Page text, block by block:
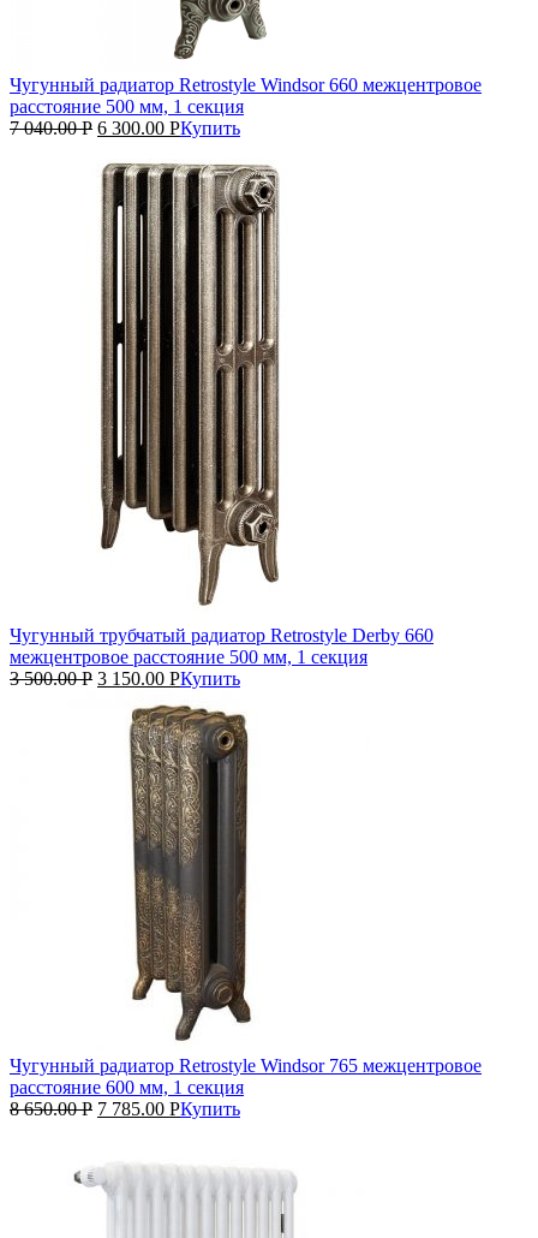
Чугунный радиатор Retrostyle Windsor 660 межцентровое
расстояние 500 мм, 1 секция
7 040.00Р 6 300.00 РКупить
Чугунный трубчатый радиатор Retrostyle Derby 660
межцентровое расстояние 500 мм, 1 секция
3 500.00Р 3 150.00 РКупить
Чугунный радиатор Retrostyle Windsor 765 межцентровое
расстояние 600 мм, 1 секция
8 650.00Р 7 785.00 РКупить